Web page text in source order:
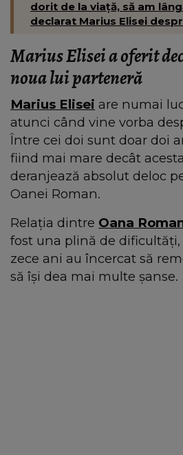
dorit de la viață, să am
declarat Marius Elisei
Marius Elisei a oferit
noua lui parteneră
Marius Elisei are numai
atunci când vine vorba
Între cei doi sunt doar doi
fiind mai mare decât
deranjează absolut deloc
Oanei Roman.
Relația dintre Oana
fost una plină de
zece ani au încercat să
să își dea mai multe șanse.